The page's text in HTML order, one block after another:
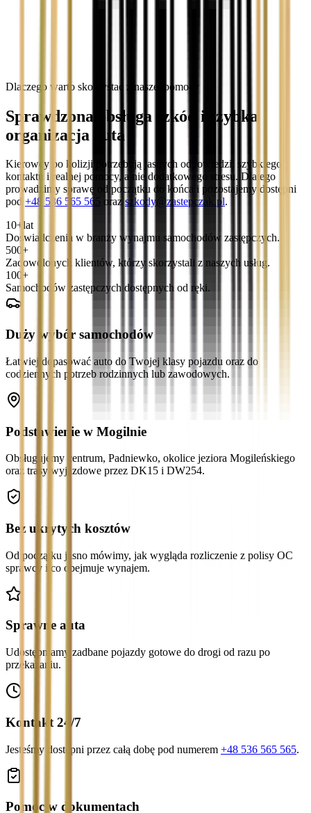
Dlaczego warto skorzystać z naszej pomocy
Sprawdzona obsługa szkód i szybka
organizacja auta
Kierowcy po kolizji potrzebują jasnych odpowiedzi, szybkiego
kontaktu i realnej pomocy, a nie dodatkowego stresu. Dlatego
prowadzimy sprawę od początku do końca i pozostajemy dostępni
pod +48 536 565 565 oraz szkody@zastepczak.pl.
10+ lat
Doświadczenia w branży wynajmu samochodów zastępczych.
500+
Zadowolonych klientów, którzy skorzystali z naszych usług.
100+
Samochodów zastępczych dostępnych od ręki.
Duży wybór samochodów
Łatwiej dopasować auto do Twojej klasy pojazdu oraz do
codziennych potrzeb rodzinnych lub zawodowych.
Podstawienie w Mogilnie
Obsługujemy centrum, Padniewko, okolice jeziora Mogileńskiego
oraz trasy wyjazdowe przez DK15 i DW254.
Bez ukrytych kosztów
Od początku jasno mówimy, jak wygląda rozliczenie z polisy OC
sprawcy i co obejmuje wynajem.
Sprawne auta
Udostępniamy zadbane pojazdy gotowe do drogi od razu po
przekazaniu.
Kontakt 24/7
Jesteśmy dostępni przez całą dobę pod numerem +48 536 565 565.
Pomoc w dokumentach